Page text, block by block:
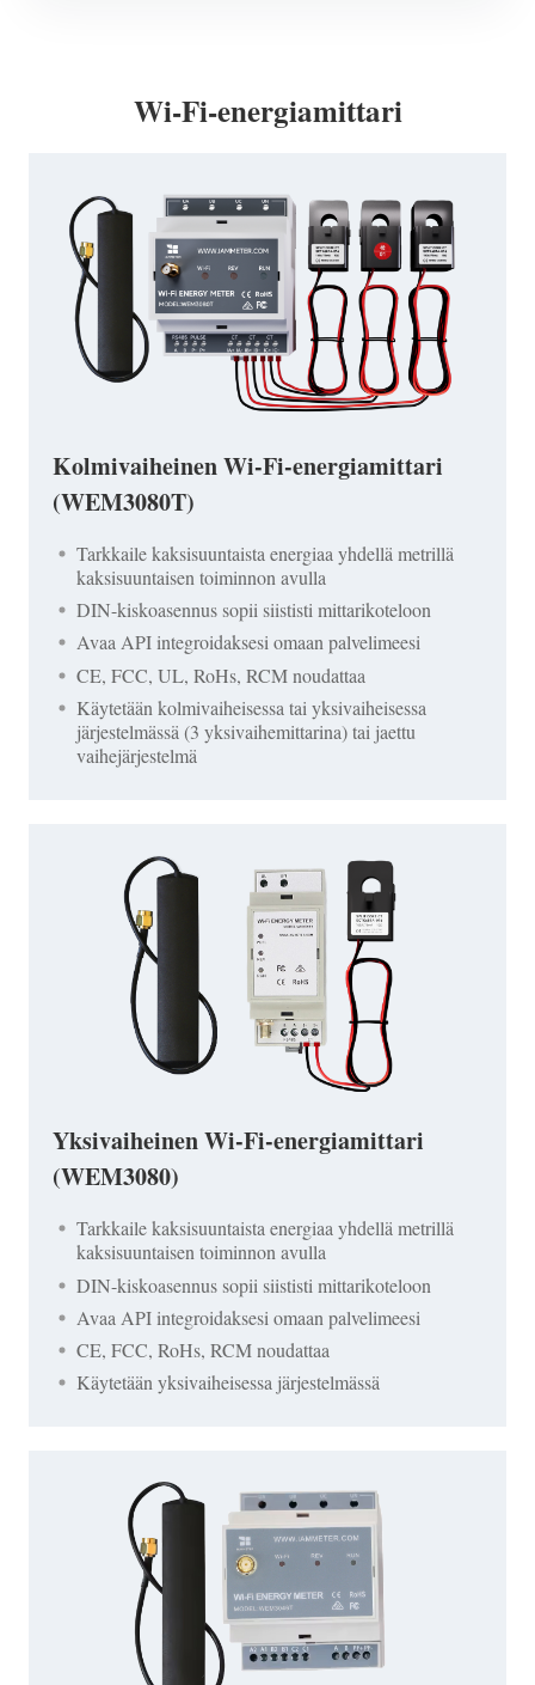
Wi-Fi-energiamittari
Kolmivaiheinen Wi-Fi-energiamittari
(WEM3080T)
Tarkkaile kaksisuuntaista energiaa yhdellä metrillä
kaksisuuntaisen toiminnon avulla
DIN-kiskoasennus sopii siististi mittarikoteloon
Avaa API integroidaksesi omaan palvelimeesi
CE, FCC, UL, RoHs, RCM noudattaa
Käytetään kolmivaiheisessa tai yksivaiheisessa
järjestelmässä (3 yksivaihemittarina) tai jaettu
vaihejärjestelmä
Yksivaiheinen Wi-Fi-energiamittari
(WEM3080)
Tarkkaile kaksisuuntaista energiaa yhdellä metrillä
kaksisuuntaisen toiminnon avulla
DIN-kiskoasennus sopii siististi mittarikoteloon
Avaa API integroidaksesi omaan palvelimeesi
CE, FCC, RoHs, RCM noudattaa
Käytetään yksivaiheisessa järjestelmässä